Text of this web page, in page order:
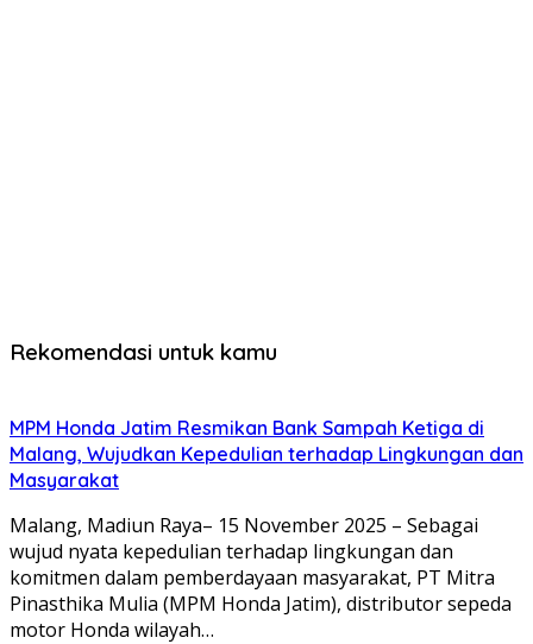
Rekomendasi untuk kamu
MPM Honda Jatim Resmikan Bank Sampah Ketiga di
Malang, Wujudkan Kepedulian terhadap Lingkungan dan
Masyarakat
Malang, Madiun Raya– 15 November 2025 – Sebagai
wujud nyata kepedulian terhadap lingkungan dan
komitmen dalam pemberdayaan masyarakat, PT Mitra
Pinasthika Mulia (MPM Honda Jatim), distributor sepeda
motor Honda wilayah…